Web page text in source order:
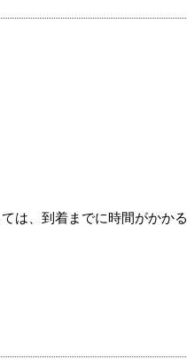
は、到着までに時間がかかる